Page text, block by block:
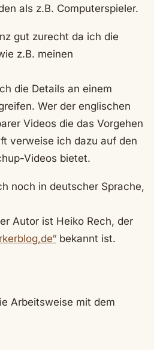
als z.B. Computerspieler.
gut zurecht da ich die
z.B. meinen
die Details an einem
Wer der englischen
Videos die das Vorgehen
verweise ich dazu auf den
Videos bietet.
noch in deutscher Sprache,
Autor ist Heiko Rech, der
bekannt ist.
Arbeitsweise mit dem